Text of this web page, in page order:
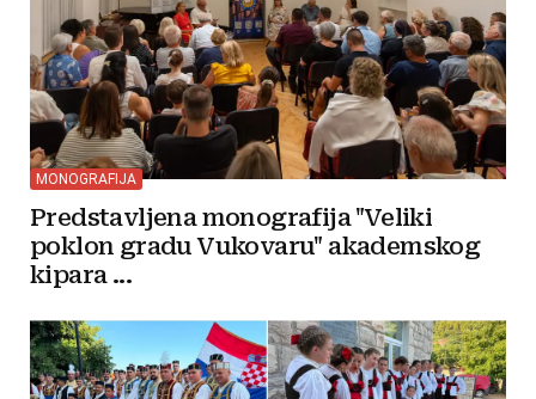
MONOGRAFIJA
Predstavljena monografija "Veliki
poklon gradu Vukovaru" akademskog
kipara ...